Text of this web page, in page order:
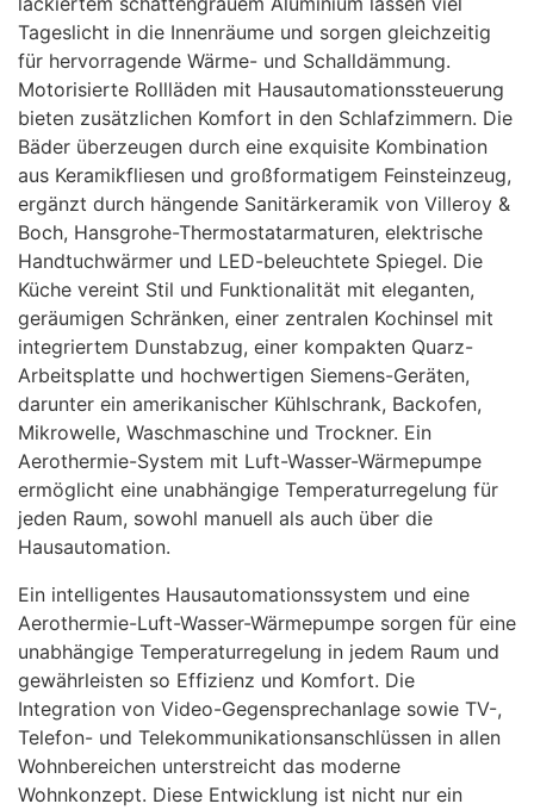
Tageslicht in die Innenräume und sorgen gleichzeitig
für hervorragende Wärme- und Schalldämmung.
Motorisierte Rollläden mit Hausautomationssteuerung
bieten zusätzlichen Komfort in den Schlafzimmern. Die
Bäder überzeugen durch eine exquisite Kombination
aus Keramikfliesen und großformatigem Feinsteinzeug,
ergänzt durch hängende Sanitärkeramik von Villeroy &
Boch, Hansgrohe-Thermostatarmaturen, elektrische
Handtuchwärmer und LED-beleuchtete Spiegel. Die
Küche vereint Stil und Funktionalität mit eleganten,
geräumigen Schränken, einer zentralen Kochinsel mit
integriertem Dunstabzug, einer kompakten Quarz-
Arbeitsplatte und hochwertigen Siemens-Geräten,
darunter ein amerikanischer Kühlschrank, Backofen,
Mikrowelle, Waschmaschine und Trockner. Ein
Aerothermie-System mit Luft-Wasser-Wärmepumpe
ermöglicht eine unabhängige Temperaturregelung für
jeden Raum, sowohl manuell als auch über die
Hausautomation.
Ein intelligentes Hausautomationssystem und eine
Aerothermie-Luft-Wasser-Wärmepumpe sorgen für eine
unabhängige Temperaturregelung in jedem Raum und
gewährleisten so Effizienz und Komfort. Die
Integration von Video-Gegensprechanlage sowie TV-,
Telefon- und Telekommunikationsanschlüssen in allen
Wohnbereichen unterstreicht das moderne
Wohnkonzept. Diese Entwicklung ist nicht nur ein